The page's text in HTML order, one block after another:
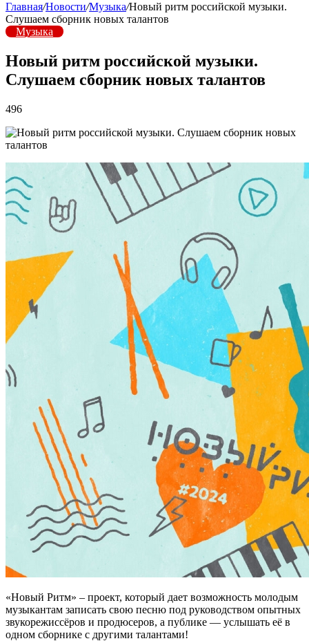
Главная/Новости/Музыка/Новый ритм российской музыки.
Слушаем сборник новых талантов
Музыка
Новый ритм российской музыки.
Слушаем сборник новых талантов
496
«Новый Ритм» – проект, который дает возможность молодым
музыкантам записать свою песню под руководством опытных
звукорежиссёров и продюсеров, а публике — услышать её в
одном сборнике с другими талантами!